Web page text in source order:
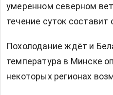
умеренном северном
течение суток составит
Похолодание ждёт и
температура в Минске
некоторых регионах